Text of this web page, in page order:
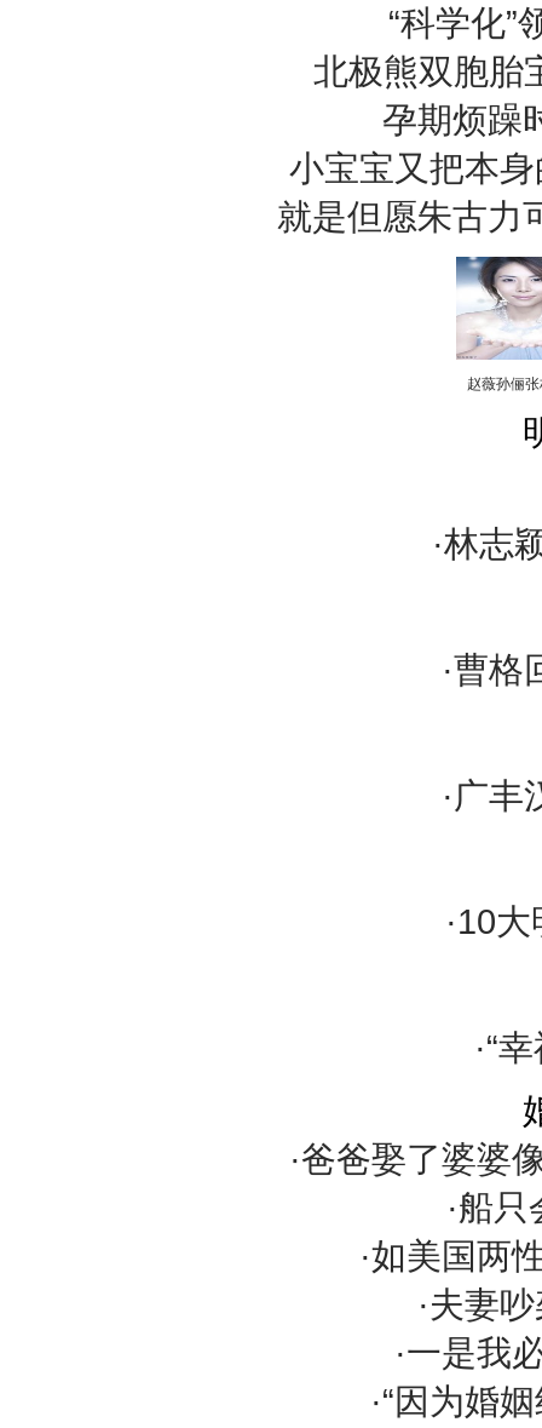
“科学化”
北极熊双胞胎
孕期烦躁
小宝宝又把本
就是但愿朱古力
赵薇孙俪
·林志
·曹格
·广丰
·10
·“
·爸爸娶了婆婆
·船
·如美国两
·夫妻
·一是我
·“因为婚